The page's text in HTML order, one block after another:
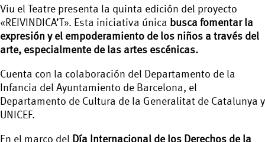
Viu el Teatre presenta la quinta edición del proyecto
«REIVINDICA’T». Esta iniciativa única busca fomentar la
expresión y el empoderamiento de los niños a través del
arte, especialmente de las artes escénicas.
Cuenta con la colaboración del Departamento de la
Infancia del Ayuntamiento de Barcelona, el
Departamento de Cultura de la Generalitat de Catalunya y
UNICEF.
En el marco del Día Internacional de los Derechos de la